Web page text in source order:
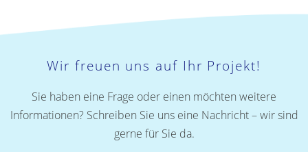
der ersten
wir Ihre Ideen,
Wünsche ab und
bewerten
Wir freuen uns auf Ihr Projekt!
Sie haben eine Frage oder einen möchten weitere
Informationen? Schreiben Sie uns eine Nachricht – wir sind
gerne für Sie da.